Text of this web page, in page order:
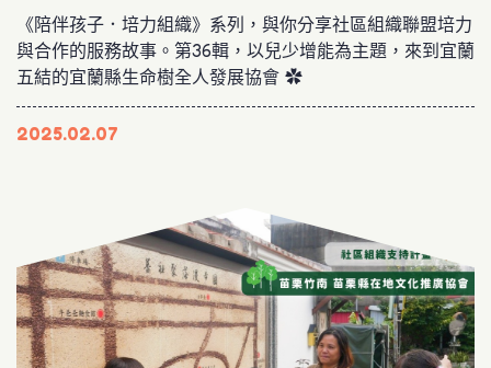
《陪伴孩子．培力組織》系列，與你分享社區組織聯盟培力
與合作的服務故事。第36輯，以兒少增能為主題，來到宜蘭
五結的宜蘭縣生命樹全人發展協會 ✿
2025.02.07